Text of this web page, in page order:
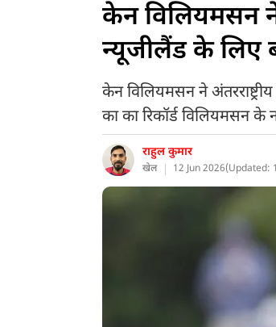
केन विलियमसन ने
न्यूजीलैंड के लिए
केन विलियमसन ने
का का रिकॉर्ड विलियमसन
राहुल कुमार
खेल 12 Jun 2026(Updated: